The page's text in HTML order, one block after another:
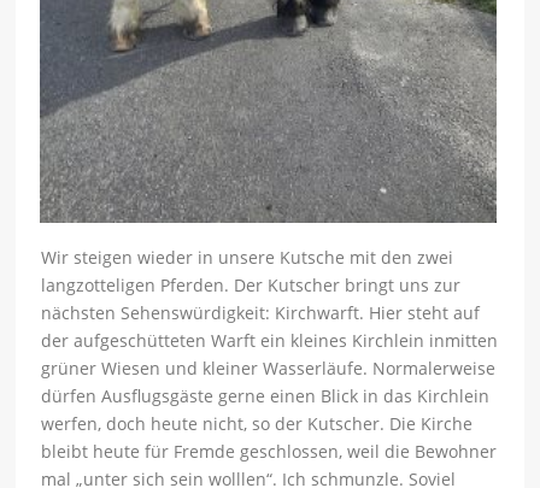
Wir steigen wieder in unsere Kutsche mit den zwei
langzotteligen Pferden. Der Kutscher bringt uns zur
nächsten Sehenswürdigkeit: Kirchwarft. Hier steht auf
der aufgeschütteten Warft ein kleines Kirchlein inmitten
grüner Wiesen und kleiner Wasserläufe. Normalerweise
dürfen Ausflugsgäste gerne einen Blick in das Kirchlein
werfen, doch heute nicht, so der Kutscher. Die Kirche
bleibt heute für Fremde geschlossen, weil die Bewohner
mal „unter sich sein wolllen“. Ich schmunzle. Soviel